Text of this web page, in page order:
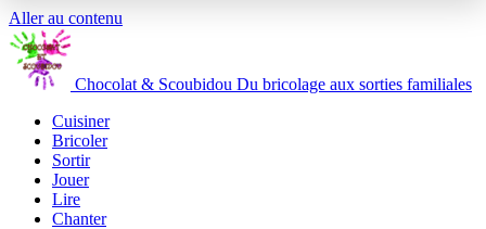
Aller au contenu
Chocolat & Scoubidou Du bricolage aux sorties familiales
Cuisiner
Bricoler
Sortir
Jouer
Lire
Chanter